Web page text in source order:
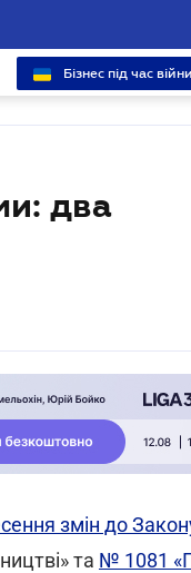
Бізнес під час війни
два
змін до
та № 1081